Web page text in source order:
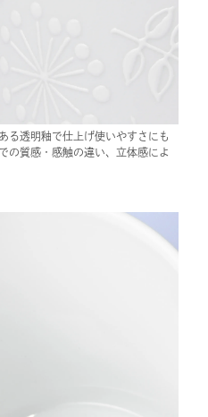
る透明釉で仕上げ使いやすさにも
の質感・感触の違い、立体感によ